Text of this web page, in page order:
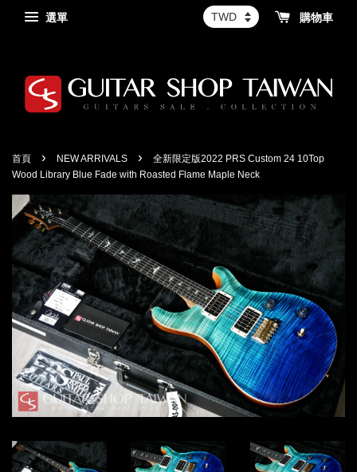
選單 購物車
首頁 › NEW ARRIVALS ›
全新限定版2022 PRS Custom 24 10Top
Wood Library Blue Fade with Roasted Flame Maple Neck